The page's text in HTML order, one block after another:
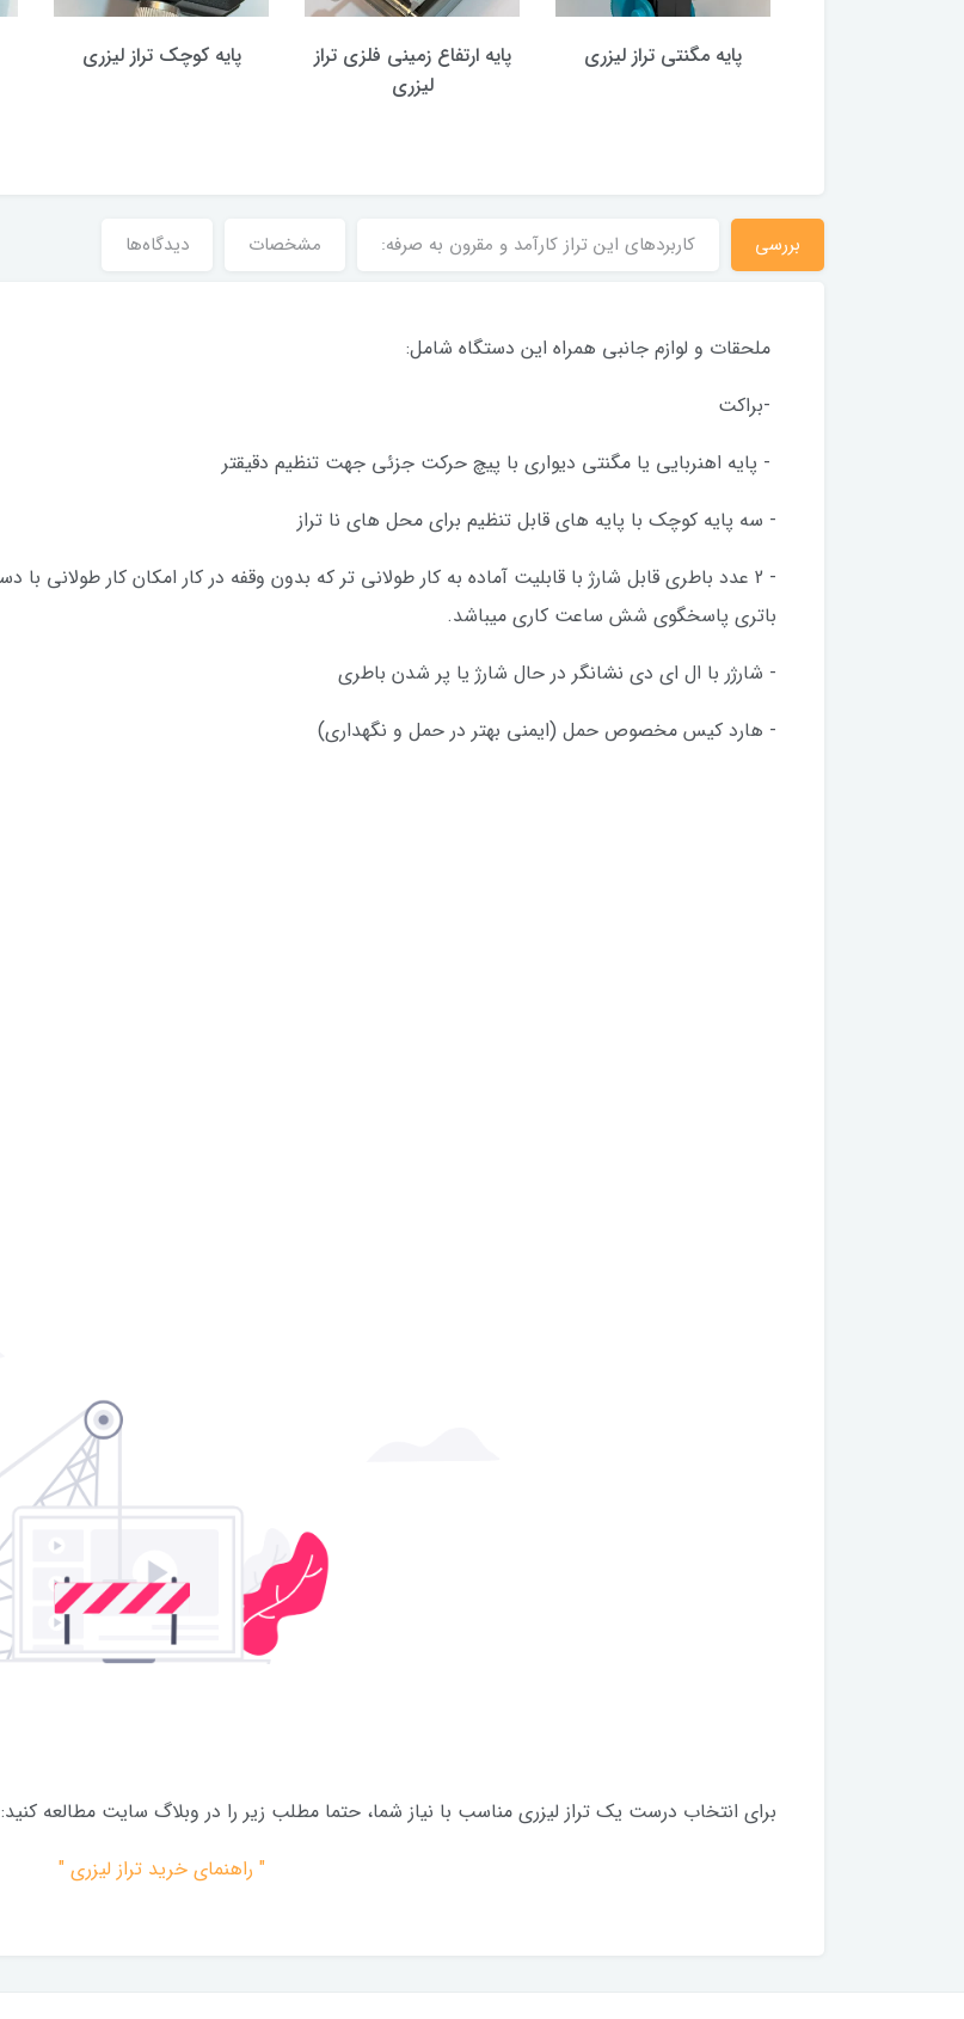
پایه مگنتی تراز لیزری
پایه ارتفاع زمینی فلزی تراز
لیزری
پایه کوچک تراز لیزری
بررسی کاربردهای این تراز کارآمد و مقرون به صرفه: مشخصات دیدگاه‌ها
ملحقات و لوازم جانبی همراه این دستگاه شامل:
-براکت
- پایه اهنربایی یا مگنتی دیواری با پیچ حرکت جزئی جهت تنظیم دقیقتر
- سه پایه کوچک با پایه های قابل تنظیم برای محل های نا تراز
باتری پاسخگوی شش ساعت کاری میباشد.
- شارژر با ال ای دی نشانگر در حال شارژ یا پر شدن باطری
- هارد کیس مخصوص حمل (ایمنی بهتر در حمل و نگهداری)
برای انتخاب درست یک تراز لیزری مناسب با نیاز شما، حتما مطلب زیر را در وبلاگ سایت مطالعه کنید:
" راهنمای خرید تراز لیزری "